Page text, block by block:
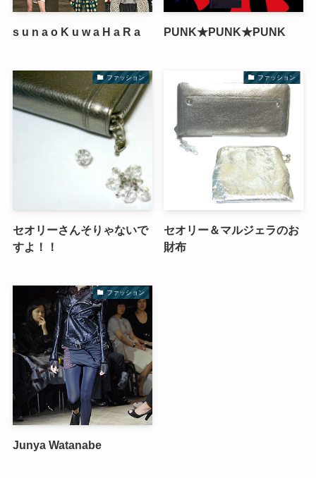
s u n a o K u w a H a R a PUNK★PUNK★PUNK
ファッション
セオリーさんそりゃないで
すよ！！
ファッション
セオリー＆マルジェラのお
財布
ファッション
Junya Watanabe